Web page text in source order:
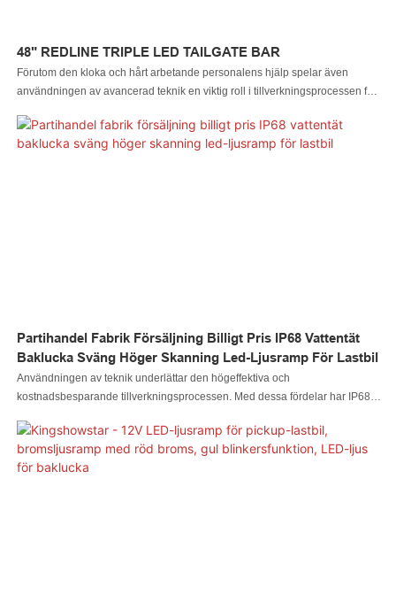
48" REDLINE TRIPLE LED TAILGATE BAR
Förutom den kloka och hårt arbetande personalens hjälp spelar även
användningen av avancerad teknik en viktig roll i tillverkningsprocessen för
området/områdena bilbelysningssystem.
Partihandel Fabrik Försäljning Billigt Pris IP68 Vattentät
Baklucka Sväng Höger Skanning Led-Ljusramp För Lastbil
Användningen av teknik underlättar den högeffektiva och
kostnadsbesparande tillverkningsprocessen. Med dessa fördelar har IP68
att vara lämplig för tillämpningsområdet/områdena för bilbelysningssystem.